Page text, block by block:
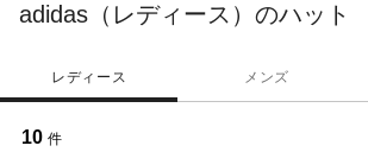
adidas（レディース）のハット
レディース メンズ
10 件